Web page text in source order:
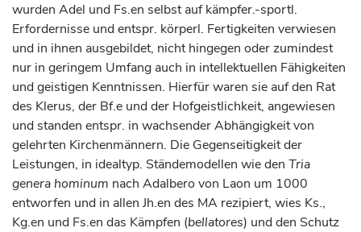
wurden Adel und Fs.en selbst auf kämpfer.-sportl.
Erfordernisse und entspr. körperl. Fertigkeiten verwiesen
und in ihnen ausgebildet, nicht hingegen oder zumindest
nur in geringem Umfang auch in intellektuellen Fähigkeiten
und geistigen Kenntnissen. Hierfür waren sie auf den Rat
des Klerus, der Bf.e und der Hofgeistlichkeit, angewiesen
und standen entspr. in wachsender Abhängigkeit von
gelehrten Kirchenmännern. Die Gegenseitigkeit der
Leistungen, in idealtyp. Ständemodellen wie den Tria
genera hominum nach Adalbero von Laon um 1000
entworfen und in allen Jh.en des MA rezipiert, wies Ks.,
Kg.en und Fs.en das Kämpfen (bellatores) und den Schutz